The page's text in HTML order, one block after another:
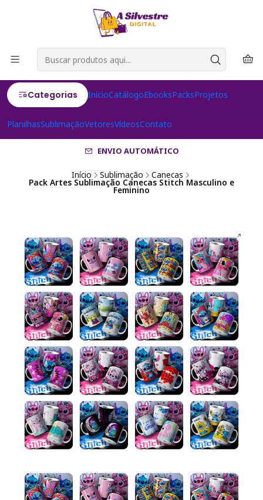
Categorias InícioCatálogoEbooksPacksProjetos
PlanilhasSublimaçãoVetoresVídeosContato
ENVIO AUTOMÁTICO
Início Sublimação Canecas
Pack Artes Sublimação Canecas Stitch Masculino e
Feminino